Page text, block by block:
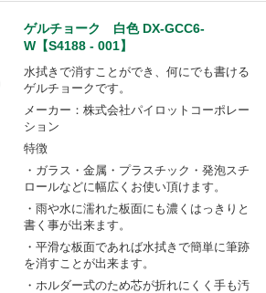
ゲルチョーク 白色 DX-GCC6-
W【S4188 - 001】
水拭きで消すことができ、何にでも書ける
ゲルチョークです。
メーカー：株式会社パイロットコーポレー
ション
特徴
・ガラス・金属・プラスチック・発泡スチ
ロールなどに幅広くお使い頂けます。
・雨や水に濡れた板面にも濃くはっきりと
書く事が出来ます。
・平滑な板面であれば水拭きで簡単に筆跡
を消すことが出来ます。
・ホルダー式のため芯が折れにくく手も汚